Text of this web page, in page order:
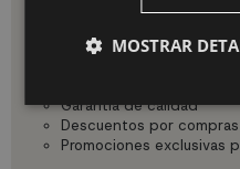
Devoluciones fáciles
Opciones de pago
Garantía de calidad
Descuentos por
Promociones exclusivas
MOSTRAR